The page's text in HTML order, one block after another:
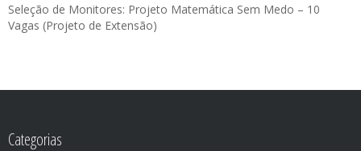
Seleção de Monitores: Projeto Matemática Sem Medo – 10
Vagas (Projeto de Extensão)
Categorias